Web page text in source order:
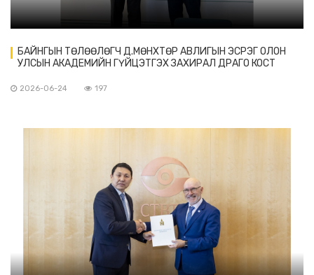
БАЙНГЫН ТӨЛӨӨЛӨГЧ Д.МӨНХТӨР АВЛИГЫН ЭСРЭГ ОЛОН
УЛСЫН АКАДЕМИЙН ГҮЙЦЭТГЭХ ЗАХИРАЛ ДРАГО КОСТ
2026-06-24 197